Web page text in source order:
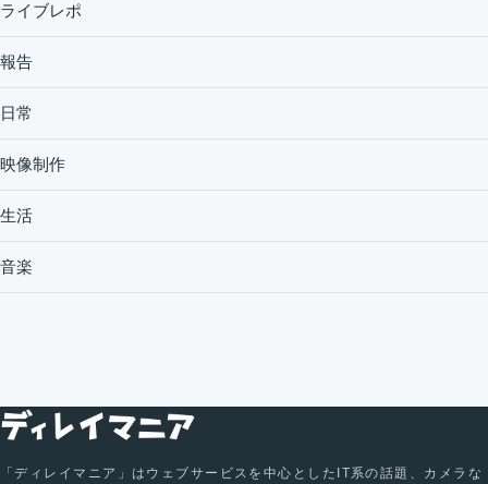
ライブレポ
報告
日常
映像制作
生活
音楽
「ディレイマニア」はウェブサービスを中心としたIT系の話題、カメラな